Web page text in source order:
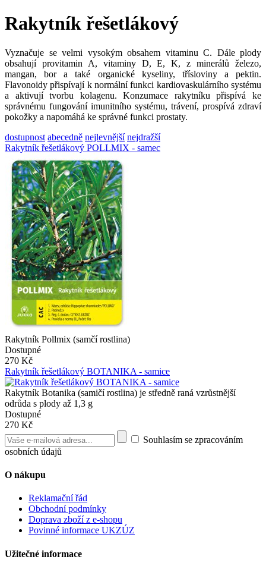
Rakytník řešetlákový
Vyznačuje se velmi vysokým obsahem vitaminu C. Dále plody
obsahují provitamin A, vitaminy D, E, K, z minerálů železo,
mangan, bor a také organické kyseliny, třísloviny a pektin.
Flavonoidy přispívají k normální funkci kardiovaskulárního systému
a aktivují tvorbu kolagenu. Konzumace rakytníku přispívá ke
správnému fungování imunitního systému, trávení, prospívá zdraví
pokožky a napomáhá ke správné funkci prostaty.
dostupnost abecedně nejlevnější nejdražší
Rakytník řešetlákový POLLMIX - samec
Rakytník Pollmix (samčí rostlina)
Dostupné
270 Kč
Rakytník řešetlákový BOTANIKA - samice
Rakytník Botanika (samičí rostlina) je středně raná vzrůstnější
odrůda s plody až 1,3 g
Dostupné
270 Kč
Souhlasím se zpracováním
osobních údajů
O nákupu
Reklamační řád
Obchodní podmínky
Doprava zboží z e-shopu
Povinné informace UKZÚZ
Užitečné informace